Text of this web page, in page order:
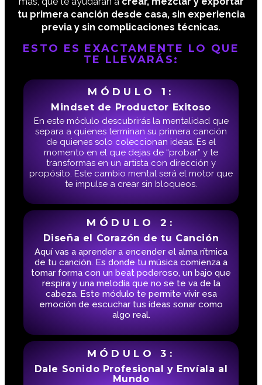
tu primera canción desde casa, sin experiencia
previa y sin complicaciones técnicas.
ESTO ES EXACTAMENTE LO QUE
TE LLEVARÁS:
MÓDULO 1:
Mindset de Productor Exitoso
En este módulo descubrirás la mentalidad que
separa a quienes terminan su primera canción
de quienes solo coleccionan ideas. Es el
momento en el que dejas de “probar” y te
transformas en un artista con dirección y
propósito. Este cambio mental será el motor que
te impulse a crear sin bloqueos.
MÓDULO 2:
Diseña el Corazón de tu Canción
Aquí vas a aprender a encender el alma rítmica
de tu canción. Es donde tu música comienza a
tomar forma con un beat poderoso, un bajo que
respira y una melodía que no se te va de la
cabeza. Este módulo te permite vivir esa
emoción de escuchar tus ideas sonar como
algo real.
MÓDULO 3:
Dale Sonido Profesional y Envíala al
Mundo